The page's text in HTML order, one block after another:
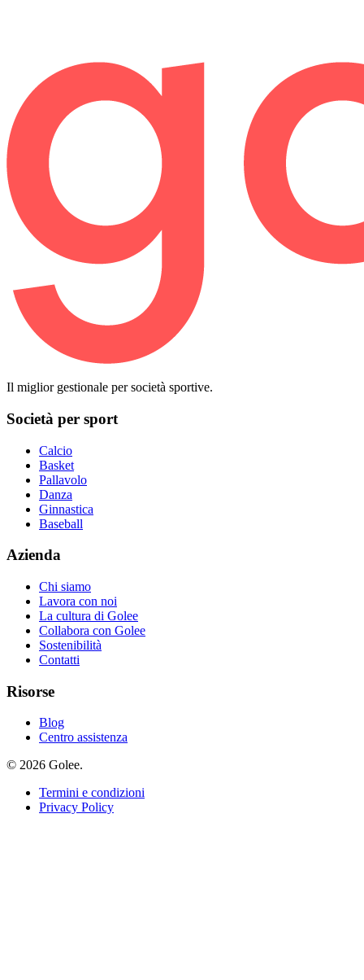
Il miglior gestionale per società sportive.
Società per sport
Calcio
Basket
Pallavolo
Danza
Ginnastica
Baseball
Azienda
Chi siamo
Lavora con noi
La cultura di Golee
Collabora con Golee
Sostenibilità
Contatti
Risorse
Blog
Centro assistenza
© 2026 Golee.
Termini e condizioni
Privacy Policy